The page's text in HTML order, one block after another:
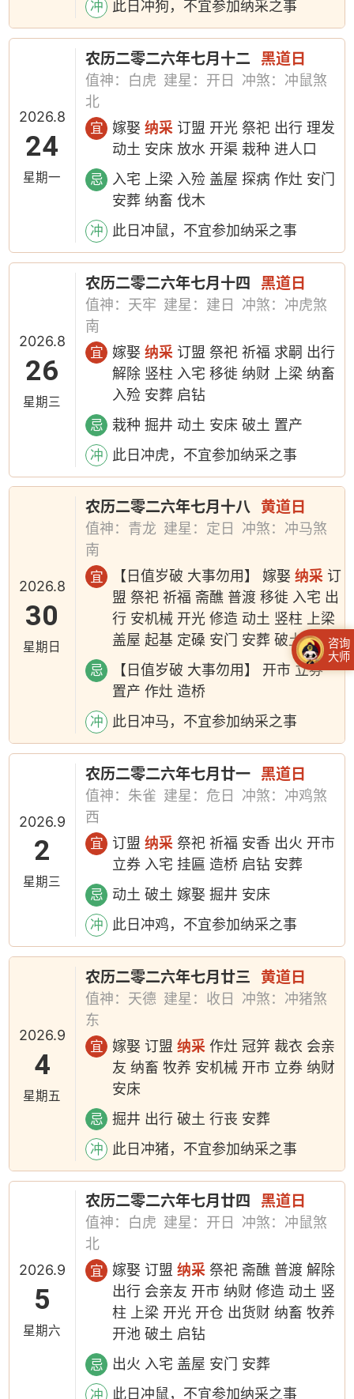
冲 此日冲狗，不宜参加纳采之事
2026.8
24
星期一
农历二零二六年七月十二 黑道日
值神：白虎 建星：开日
冲煞：冲鼠煞
北
宜 嫁娶纳采 订盟 开光 祭祀 出行 理发
动土 安床 放水 开渠 栽种 进人口
忌
入宅 上梁 入殓 盖屋 探病 作灶 安门
安葬 纳畜 伐木
冲 此日冲鼠，不宜参加纳采之事
2026.8
26
星期三
农历二零二六年七月十四 黑道日
值神：天牢 建星：建日
冲煞：冲虎煞
南
宜 嫁娶纳采 订盟 祭祀 祈福 求嗣 出行
解除 竖柱 入宅 移徙 纳财 上梁 纳畜
入殓 安葬 启钻
忌 栽种 掘井 动土 安床 破土 置产
冲 此日冲虎，不宜参加纳采之事
2026.8
30
星期日
农历二零二六年七月十八 黄道日
值神：青龙 建星：定日
冲煞：冲马煞
南
宜 【日值岁破 大事勿用】 嫁娶纳采 订
盟 祭祀 祈福 斋醮 普渡 移徙 入宅 出
行 安机械 开光 修造 动土 竖柱 上梁
盖屋 起基 定磉 安门 安葬 破土
忌
【日值岁破 大事勿用】 开市 立券
置产 作灶 造桥
冲 此日冲马，不宜参加纳采之事
2026.9
2
星期三
农历二零二六年七月廿一 黑道日
值神：朱雀 建星：危日
冲煞：冲鸡煞
西
宜 订盟纳采 祭祀 祈福 安香 出火 开市
立券 入宅 挂匾 造桥 启钻 安葬
忌 动土 破土 嫁娶 掘井 安床
冲 此日冲鸡，不宜参加纳采之事
2026.9
4
星期五
农历二零二六年七月廿三 黄道日
值神：天德 建星：收日
冲煞：冲猪煞
东
宜 嫁娶 订盟纳采 作灶 冠笄 裁衣 会亲
友 纳畜 牧养 安机械 开市 立券 纳财
安床
忌 掘井 出行 破土 行丧 安葬
冲 此日冲猪，不宜参加纳采之事
2026.9
5
星期六
农历二零二六年七月廿四 黑道日
值神：白虎 建星：开日
冲煞：冲鼠煞
北
宜 嫁娶 订盟纳采 祭祀 斋醮 普渡 解除
出行 会亲友 开市 纳财 修造 动土 竖
柱 上梁 开光 开仓 出货财 纳畜 牧养
开池 破土 启钻
忌 出火 入宅 盖屋 安门 安葬
冲 此日冲鼠，不宜参加纳采之事
咨询
大师